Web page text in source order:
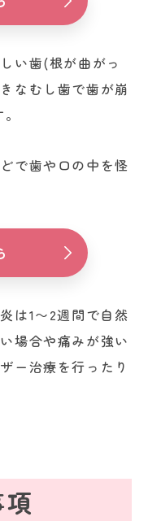
い歯(根が曲がっ
なむし歯で歯が崩
で歯や口の中を怪
は1〜2週間で自然
場合や痛みが強い
ー治療を行ったり